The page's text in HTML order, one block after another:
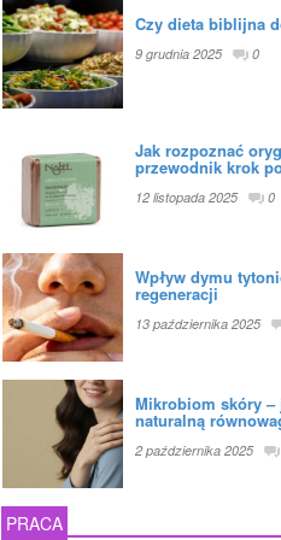
Czy dieta biblijna
9 grudnia 2025 0
Jak rozpoznać
przewodnik krok
12 listopada 2025 0
Wpływ dymu
regeneracji
13 października 2025
Mikrobiom skóry –
naturalną
2 października 2025
PRACA